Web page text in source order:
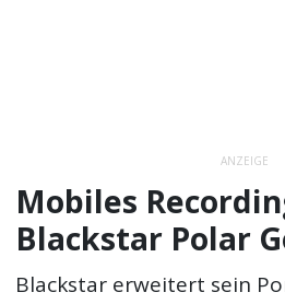
ANZEIGE
Mobiles
Blackstar Polar
Blackstar erweitert sein